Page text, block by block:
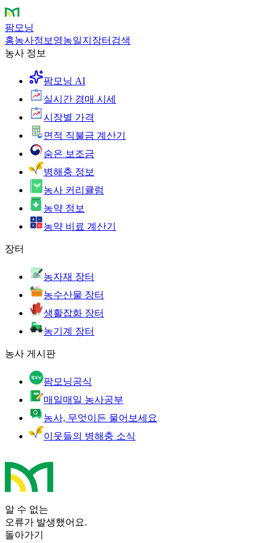
팜모닝
홈농사정보 영농일지 장터 검색
농사 정보
팜모닝 AI
실시간 경매 시세
시장별 가격
면적 직불금 계산기
숨은 보조금
병해충 정보
농사 커리큘럼
농약 정보
농약 비료 계산기
장터
농자재 장터
농수산물 장터
생활잡화 장터
농기계 장터
농사 게시판
팜모닝공식
매일매일 농사공부
농사, 무엇이든 물어보세요
이웃들의 병해충 소식
알 수 없는
오류가 발생했어요.
돌아가기